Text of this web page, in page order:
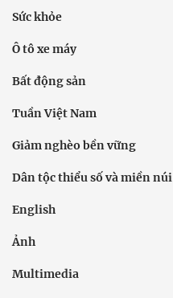
Sức khỏe
Ô tô xe máy
Bất động sản
Tuần Việt Nam
Giảm nghèo bền vững
Dân tộc thiểu số và miền núi
English
Ảnh
Multimedia